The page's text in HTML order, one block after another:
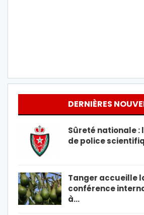
DERNIÈRES
Sûreté nationale :
de police
Tanger accueille
conférence
à…